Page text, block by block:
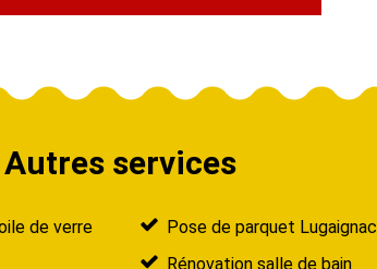
Autres services
de verre
Pose de parquet Lugaignac
Rénovation salle de bain